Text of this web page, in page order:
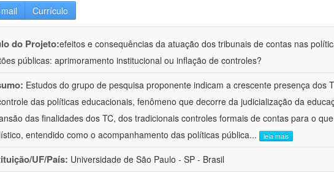
Currículo
do Projeto:efeitos e consequências da atuação dos tribunais de contas nas
públicas: aprimoramento institucional ou inflação de controles?
Estudos do grupo de pesquisa proponente indicam a crescente presença dos
das políticas educacionais, fenômeno que decorre da judicialização da
das finalidades dos TC, dos tradicionais controles formais de contas para o
entendido como o acompanhamento das políticas pública... leia mais
UF/País: Universidade de São Paulo - SP - Brasil